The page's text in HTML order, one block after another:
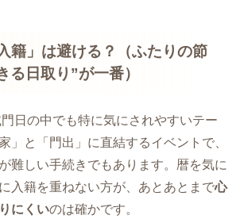
籍」は避ける？（ふたりの節
る日取り”が一番）
日の中でも特に気にされやすいテー
」と「門出」に直結するイベントで、
難しい手続きでもあります。暦を気に
入籍を重ねない方が、あとあとまで心
にくいのは確かです。